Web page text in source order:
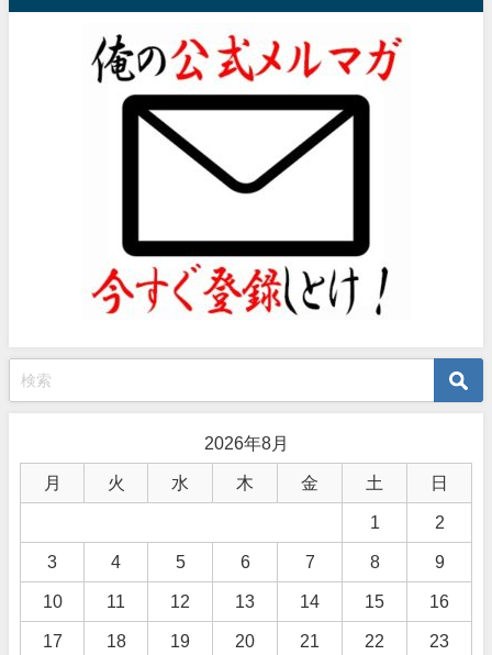
2026年8月
月 火 水 木 金 土 日
1 2
3 4 5 6 7 8 9
10 11 12 13 14 15 16
17 18 19 20 21 22 23